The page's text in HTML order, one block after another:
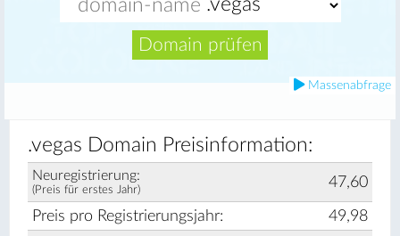
Domain prüfen
Massenabfrage
.vegas Domain Preisinformation:
Neuregistrierung:
(Preis für erstes Jahr) 47,60
Preis pro Registrierungsjahr:
49,98